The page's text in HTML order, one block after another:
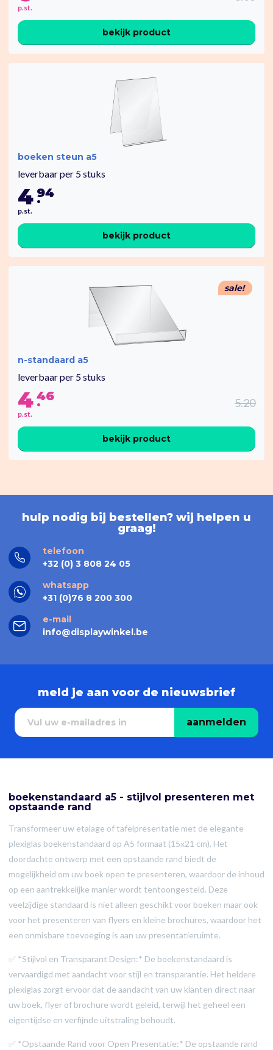
p.st.
bekijk product
boeken steun a5
leverbaar per 5 stuks
4 .
94
p.st.
bekijk product
n-standaard a5
leverbaar per 5 stuks
sale!
4 .
46
p.st.
5.20
bekijk product
hulp nodig bij bestellen? wij helpen u
graag!
telefoon
+32 (0) 3 808 24 05
whatsapp
+31 (0)76 8 200 300
e-mail
info@displaywinkel.be
meld je aan voor de nieuwsbrief
aanmelden
boekenstandaard a5 - stijlvol presenteren met
opstaande rand
Transformeer uw etalage of tafelpresentatie met de elegante
plexiglas boekenstandaard op A5 formaat (15x21 cm). Het
doordachte ontwerp met een opstaande rand biedt de
mogelijkheid om uw boek open te presenteren, waardoor de inhoud
op een aantrekkelijke manier wordt tentoongesteld. Deze
veelzijdige standaard is niet alleen geschikt voor boeken maar ook
voor het presenteren van flyers en kleine brochures, waardoor het
een onmisbare toevoeging is aan uw presentatieruimte.
✅ *Stijlvol en Transparant Design:* De boekenstandaard is
vervaardigd met aandacht voor stijl en transparantie. Het heldere
plexiglas zorgt ervoor dat de aandacht van uw klanten direct naar
uw boek, flyer of brochure wordt geleid, terwijl het geheel een
eigentijdse en verfijnde uitstraling behoudt.
✅ *Opstaande Rand voor Open Presentatie:* De opstaande rand